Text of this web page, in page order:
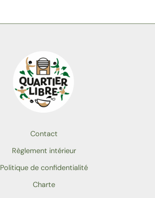
Contact
Règlement intérieur
Politique de confidentialité
Charte